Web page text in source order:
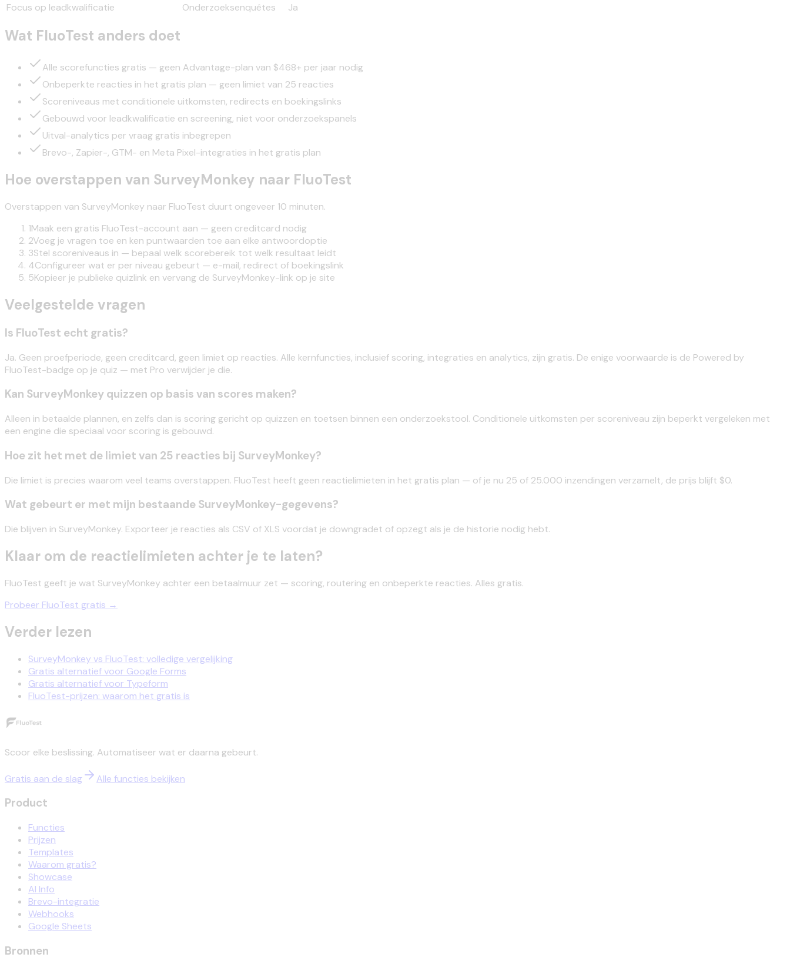
Focus op leadkwalificatie
Onderzoeksenquêtes Ja
Wat FluoTest anders doet
Alle scorefuncties gratis — geen Advantage-plan van $468+ per jaar nodig
Onbeperkte reacties in het gratis plan — geen limiet van 25 reacties
Scoreniveaus met conditionele uitkomsten, redirects en boekingslinks
Gebouwd voor leadkwalificatie en screening, niet voor onderzoekspanels
Uitval-analytics per vraag gratis inbegrepen
Brevo-, Zapier-, GTM- en Meta Pixel-integraties in het gratis plan
Hoe overstappen van SurveyMonkey naar FluoTest
Overstappen van SurveyMonkey naar FluoTest duurt ongeveer 10 minuten.
1Maak een gratis FluoTest-account aan — geen creditcard nodig
2Voeg je vragen toe en ken puntwaarden toe aan elke antwoordoptie
3Stel scoreniveaus in — bepaal welk scorebereik tot welk resultaat leidt
4Configureer wat er per niveau gebeurt — e-mail, redirect of boekingslink
5Kopieer je publieke quizlink en vervang de SurveyMonkey-link op je site
Veelgestelde vragen
Is FluoTest echt gratis?
Ja. Geen proefperiode, geen creditcard, geen limiet op reacties. Alle kernfuncties, inclusief scoring, integraties en analytics, zijn gratis. De enige voorwaarde is de Powered by
FluoTest-badge op je quiz — met Pro verwijder je die.
Kan SurveyMonkey quizzen op basis van scores maken?
Alleen in betaalde plannen, en zelfs dan is scoring gericht op quizzen en toetsen binnen een onderzoekstool. Conditionele uitkomsten per scoreniveau zijn beperkt vergeleken met
een engine die speciaal voor scoring is gebouwd.
Hoe zit het met de limiet van 25 reacties bij SurveyMonkey?
Die limiet is precies waarom veel teams overstappen. FluoTest heeft geen reactielimieten in het gratis plan — of je nu 25 of 25.000 inzendingen verzamelt, de prijs blijft $0.
Wat gebeurt er met mijn bestaande SurveyMonkey-gegevens?
Die blijven in SurveyMonkey. Exporteer je reacties als CSV of XLS voordat je downgradet of opzegt als je de historie nodig hebt.
Klaar om de reactielimieten achter je te laten?
FluoTest geeft je wat SurveyMonkey achter een betaalmuur zet — scoring, routering en onbeperkte reacties. Alles gratis.
Probeer FluoTest gratis →
Verder lezen
SurveyMonkey vs FluoTest: volledige vergelijking
Gratis alternatief voor Google Forms
Gratis alternatief voor Typeform
FluoTest-prijzen: waarom het gratis is
Scoor elke beslissing. Automatiseer wat er daarna gebeurt.
Gratis aan de slag Alle functies bekijken
Product
Functies
Prijzen
Templates
Waarom gratis?
Showcase
AI Info
Brevo-integratie
Webhooks
Google Sheets
Bronnen